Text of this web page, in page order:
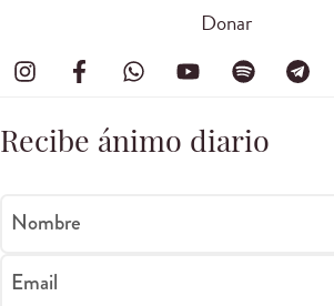
Donar
Recibe ánimo diario
Nombre
Email